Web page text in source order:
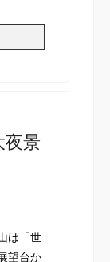
夜景
は「世
望台か